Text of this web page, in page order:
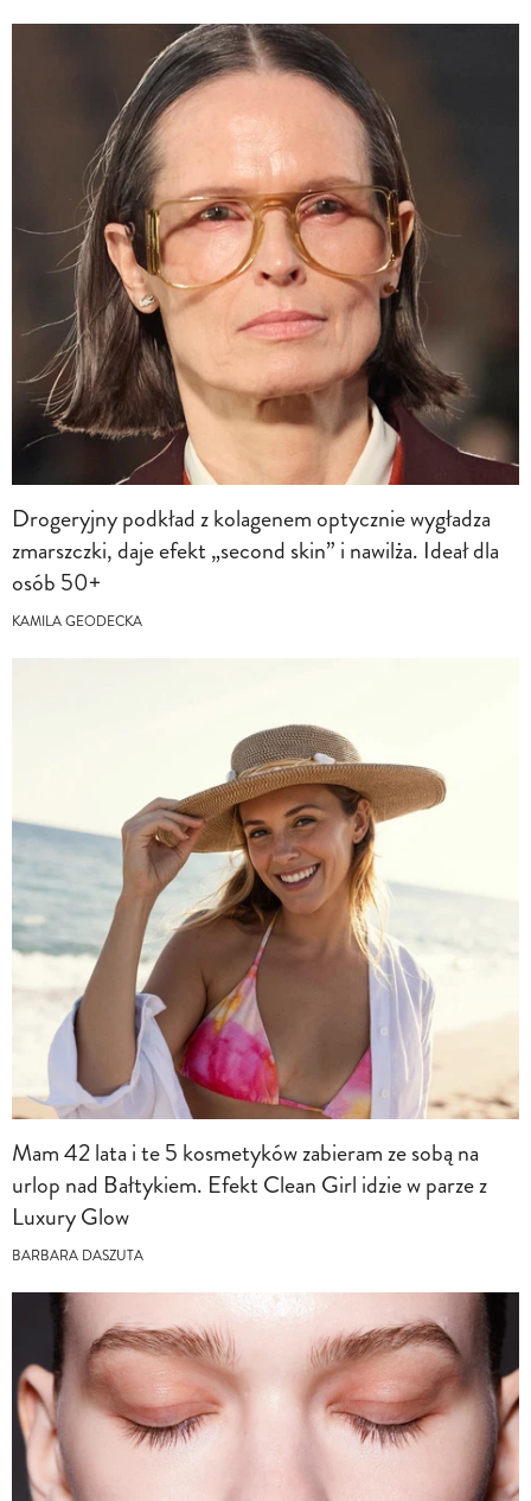
Drogeryjny podkład z kolagenem optycznie wygładza
zmarszczki, daje efekt „second skin” i nawilża. Ideał dla
osób 50+
KAMILA GEODECKA
Mam 42 lata i te 5 kosmetyków zabieram ze sobą na
urlop nad Bałtykiem. Efekt Clean Girl idzie w parze z
Luxury Glow
BARBARA DASZUTA